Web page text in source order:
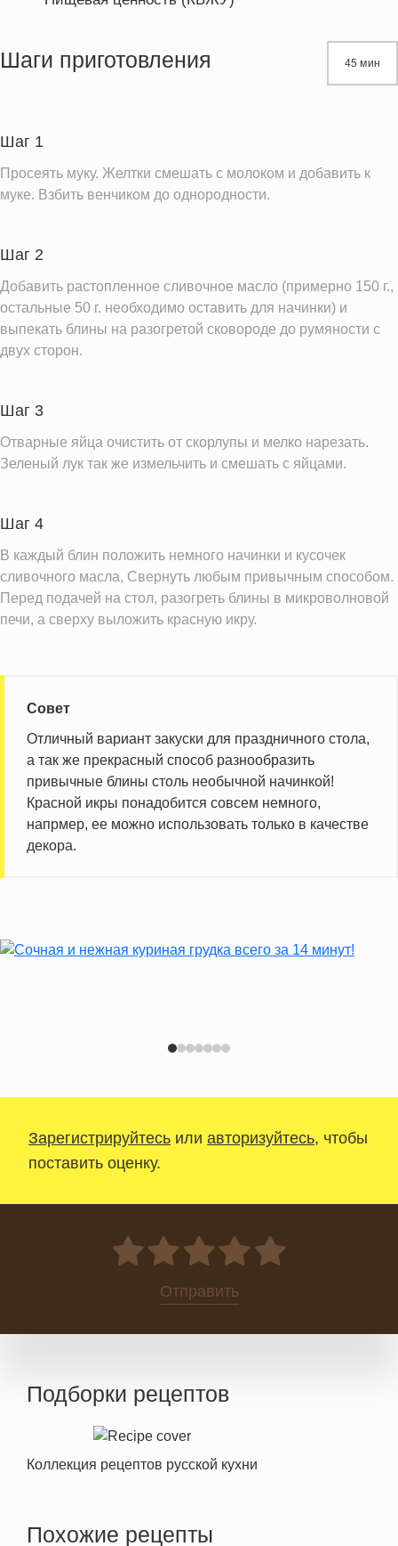
Жиры
Пищевые волокна
Сахар
Холестерин
516.8 мг
Натрий
Магний
Кальций
263.9 мг
Железо
7.2 мг
Витамин А
536.3 IU
Информация для одной порции
Шаги приготовления 45 мин
Шаг 1
Просеять муку. Желтки смешать с молоком и добавить к
муке. Взбить венчиком до однородности.
Шаг 2
Добавить растопленное сливочное масло (примерно 150 г.,
остальные 50 г. необходимо оставить для начинки) и
выпекать блины на разогретой сковороде до румяности с
двух сторон.
Шаг 3
Отварные яйца очистить от скорлупы и мелко нарезать.
Зеленый лук так же измельчить и смешать с яйцами.
Шаг 4
В каждый блин положить немного начинки и кусочек
сливочного масла, Свернуть любым привычным способом.
Перед подачей на стол, разогреть блины в микроволновой
печи, а сверху выложить красную икру.
Совет
Отличный вариант закуски для праздничного стола,
а так же прекрасный способ разнообразить
привычные блины столь необычной начинкой!
Красной икры понадобится совсем немного,
напрмер, ее можно использовать только в качестве
декора.
Зарегистрируйтесь или авторизуйтесь, чтобы
поставить оценку.
0
Отправить
Подборки рецептов
Коллекция рецептов русской кухни
Похожие рецепты